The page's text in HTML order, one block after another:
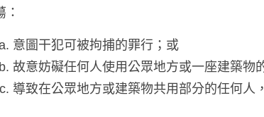
：
意圖干犯可被拘捕的罪行；或
故意妨礙任何人使用公眾地方或一座建築物
導致在公眾地方或建築物共用部分的任何人